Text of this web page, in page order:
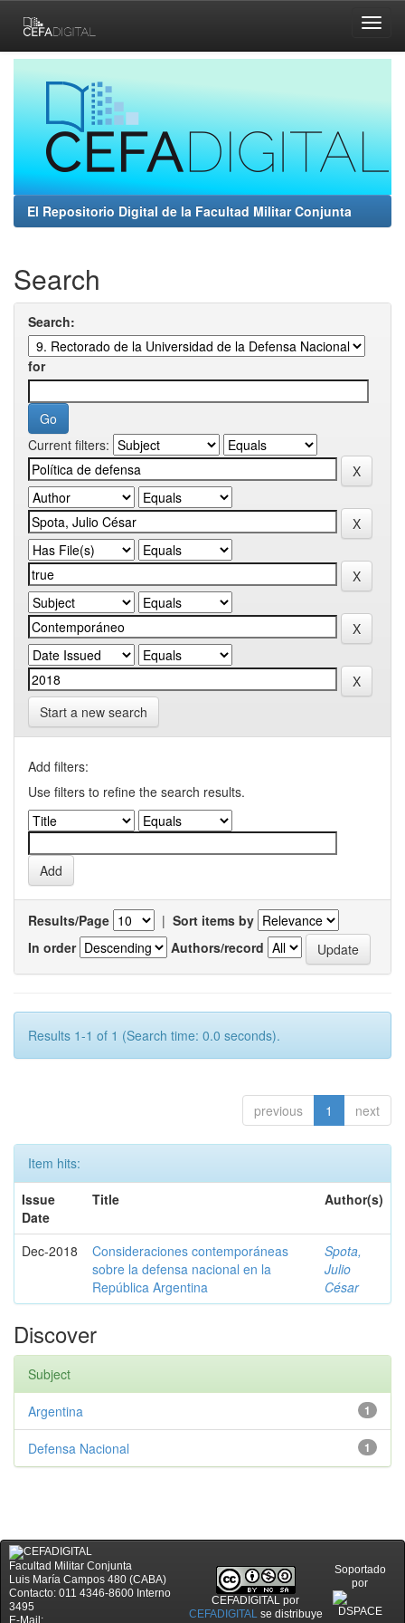
navigation
El Repositorio Digital de la Facultad Militar Conjunta
Search
Search:
for
Current filters:
Start a new search
Add filters:
Use filters to refine the search results.
Results/Page | Sort items by
In order
Authors/record
Results 1-1 of 1 (Search time: 0.0 seconds).
previous 1 next
Item hits:
Issue
Date
Title Author(s)
Dec-2018
Consideraciones contemporáneas
sobre la defensa nacional en la
República Argentina
Spota,
Julio
César
Discover
Subject
1
Argentina
1
Defensa Nacional
Facultad Militar Conjunta
Luis María Campos 480 (CABA)
Contacto: 011 4346-8600 Interno
3495
E-Mail:
CEFADIGITAL por
CEFADIGITALse distribuye
Soportado
por